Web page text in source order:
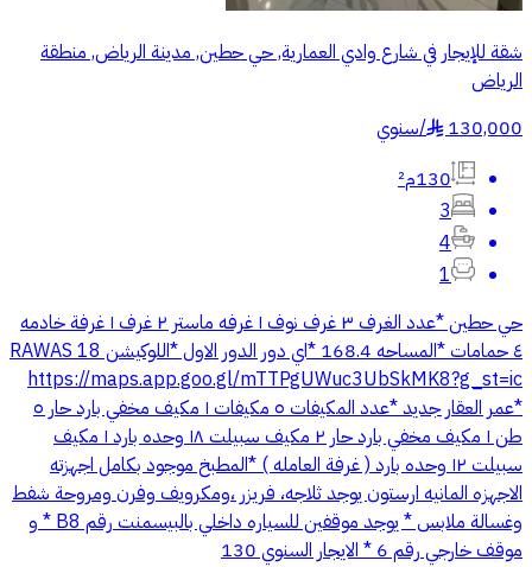
شقة للإيجار في شارع وادي العمارية, حي حطين, مدينة الرياض, منطقة
الرياض
130,000
§
/سنوي
130م²
3
4
1
حي حطين *عدد الغرف ٣ غرف نوف ١ غرفه ماستر ٢ غرف ١ غرفة خادمه
٤ حمامات *المساحه 168.4 *اي دور الدور الاول *اللوكيشن RAWAS 18
https://maps.app.goo.gl/mTTPgUWuc3UbSkMK8?g_st=ic
*عمر العقار جديد *عدد المكيفات ٥ مكيفات ١ مكيف مخفي بارد حار ٥
طن ١ مكيف مخفي بارد حار ٢ مكيف سبيلت ١٨ وحده بارد ١ مكيف
سبيلت ١٢ وحده بارد ( غرفة العامله ) *المطبخ موجود بكامل اجهزته
الاجهزه المانيه ارستون يوجد ثلاجه، فريزر ،ومكرويف وفرن ومروحة شفط
وغسالة ملابس * يوجد موقفين للسياره داخلي بالبيسمنت رقم B8 * و
موقف خارجي رقم 6 * الايجار السنوي 130